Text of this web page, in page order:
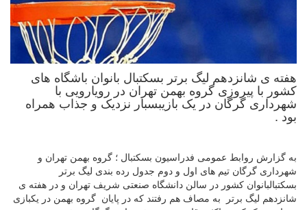
هفته ی شانزدهم لیگ برتر بسکتبال بانوان باشگاه های
کشور با پیروزی گروه بهمن تهران در رویارویی با
شهرداری گرگان در یک بازیبسبار نزدیک و جذاب همراه
بود .
به گزارش روابط عمومی فدراسیون بسکتبال ؛ گروه بهمن تهران و
شهرداری گرگان تیم های اول و دوم جدول رده بندی لیگ برتر
بسکتبالبانوان کشور در سالن دانشگاه صنعتی شریف تهران و در هفته ی
شانزدهم لیگ برتر به مصاف هم رفتند که در پایان گروه بهمن در یکبازی